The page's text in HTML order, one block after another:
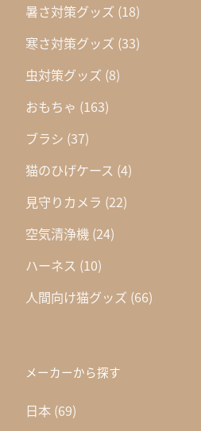
暑さ対策グッズ (18)
寒さ対策グッズ (33)
虫対策グッズ (8)
おもちゃ (163)
ブラシ (37)
猫のひげケース (4)
見守りカメラ (22)
空気清浄機 (24)
ハーネス (10)
人間向け猫グッズ (66)
メーカーから探す
日本 (69)